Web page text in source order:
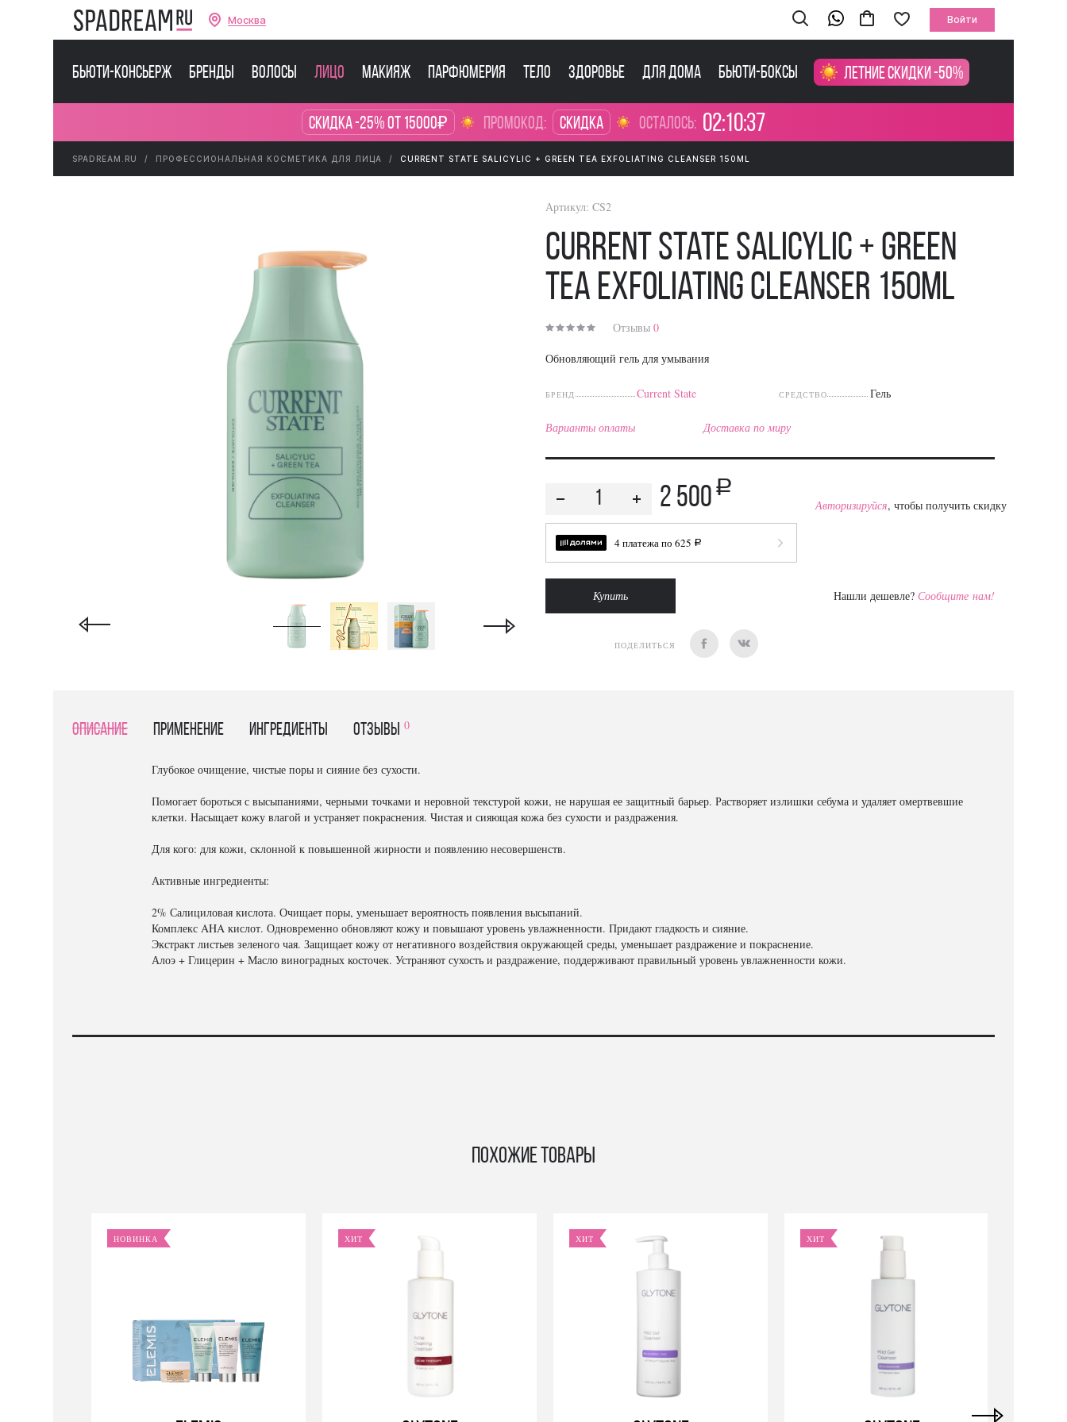
Москва Войти
Бьюти-консьерж Бренды Волосы Лицо Макияж Парфюмерия Тело Здоровье Для дома Бьюти-боксы Летние скидки -50%
Скидка -25% от 15000₽ промокод: Скидка осталось: 02:10:36
SPADREAM.RU ПРОФЕССИОНАЛЬНАЯ КОСМЕТИКА ДЛЯ ЛИЦА CURRENT STATE SALICYLIC + GREEN TEA EXFOLIATING CLEANSER 150ML
Артикул: CS2
Current State Salicylic + Green
Tea Exfoliating Cleanser 150ml
Отзывы0
Обновляющий гель для умывания
БРЕНД Current State СРЕДСТВО Гель
Варианты оплаты Доставка по миру
2 500 a
Авторизируйся, чтобы получить скидку
4 платежа по 625 a
Купить Нашли дешевле? Сообщите нам!
ПОДЕЛИТЬСЯ
Описание Применение Ингредиенты отзывы 0
Глубокое очищение, чистые поры и сияние без сухости.
Помогает бороться с высыпаниями, черными точками и неровной текстурой кожи, не нарушая ее защитный барьер. Растворяет излишки себума и удаляет омертвевшие
клетки. Насыщает кожу влагой и устраняет покраснения. Чистая и сияющая кожа без сухости и раздражения.
Для кого: для кожи, склонной к повышенной жирности и появлению несовершенств.
Активные ингредиенты:
2% Салициловая кислота. Очищает поры, уменьшает вероятность появления высыпаний.
Комплекс AHA кислот. Одновременно обновляют кожу и повышают уровень увлажненности. Придают гладкость и сияние.
Экстракт листьев зеленого чая. Защищает кожу от негативного воздействия окружающей среды, уменьшает раздражение и покраснение.
Алоэ + Глицерин + Масло виноградных косточек. Устраняют сухость и раздражение, поддерживают правильный уровень увлажненности кожи.
Похожие товары
НОВИНКА ХИТ ХИТ ХИТ